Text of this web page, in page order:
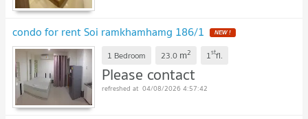
condo for rent Soi ramkhamhamg 186/1
1 Bedroom 23.0 m2 1stfl.
Please contact
04/08/2026 4:57:42